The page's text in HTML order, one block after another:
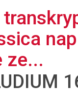
ze...